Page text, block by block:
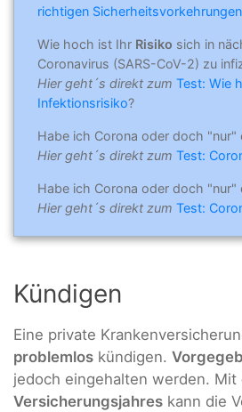
richtigen Sicherheitsvorkehrungen
Wie hoch ist Ihr Risiko sich in
Coronavirus (SARS-CoV-2) zu
Hier geht´s direkt zum Test: Wie
Infektionsrisiko?
Habe ich Corona oder doch "nur"
Hier geht´s direkt zum Test:
Habe ich Corona oder doch "nur"
Hier geht´s direkt zum Test:
Kündigen
Eine private
problemlos kündigen.
jedoch eingehalten werden. Mit
Versicherungsjahres kann die